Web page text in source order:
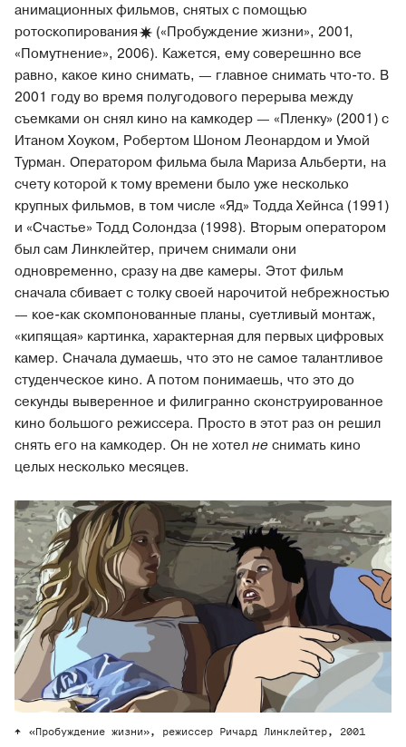
анимационных фильмов, снятых с помощью
ротоскопирования
(«Пробуждение жизни», 2001,
«Помутнение», 2006). Кажется, ему соверешнно все
равно, какое кино снимать, — главное снимать что-то. В
2001 году во время полугодового перерыва между
съемками он снял кино на камкодер — «Пленку» (2001) с
Итаном Хоуком, Робертом Шоном Леонардом и Умой
Турман. Оператором фильма была Мариза Альберти, на
счету которой к тому времени было уже несколько
крупных фильмов, в том числе «Яд» Тодда Хейнса (1991)
и «Счастье» Тодд Солондза (1998). Вторым оператором
был сам Линклейтер, причем снимали они
одновременно, сразу на две камеры. Этот фильм
сначала сбивает с толку своей нарочитой небрежностью
— кое-как скомпонованные планы, суетливый монтаж,
«кипящая» картинка, характерная для первых цифровых
камер. Сначала думаешь, что это не самое талантливое
студенческое кино. А потом понимаешь, что это до
секунды выверенное и филигранно сконструированное
кино большого режиссера. Просто в этот раз он решил
снять его на камкодер. Он не хотелнеснимать кино
целых несколько месяцев.
«Пробуждение жизни», режиссер Ричард Линклейтер, 2001